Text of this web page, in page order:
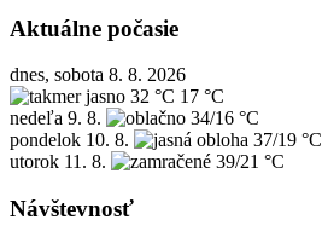
Aktuálne počasie
dnes, sobota 8. 8. 2026
32 °C 17 °C
nedeľa 9. 8.
34/16 °C
pondelok 10. 8.
37/19 °C
utorok 11. 8. 39/21 °C
Návštevnosť